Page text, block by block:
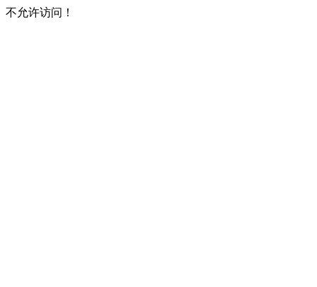
不允许访问！